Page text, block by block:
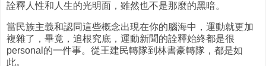
詮釋人性和人生的光明面，雖然也不是那麼的黑暗。
當民族主義和認同這些概念出現在你的腦海中，運動就更加
複雜了，畢竟，追根究底，運動新聞的詮釋始終都是很
personal的一件事。從王建民轉隊到林書豪轉隊，都是如
此。